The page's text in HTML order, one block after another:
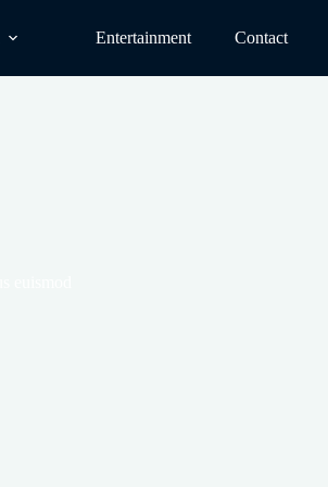
Entertainment Contact